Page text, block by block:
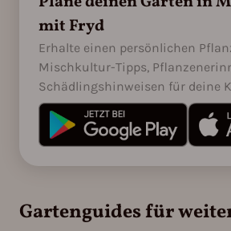
mit Fryd
Erhalte einen persönlichen
Mischkultur-Tipps,
Schädlingshinweisen für deine
Gartenguides für